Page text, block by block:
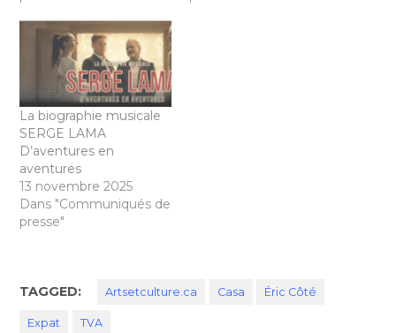
La biographie musicale
SERGE LAMA
D’aventures en
aventures
13 novembre 2025
Dans "Communiqués de
presse"
TAGGED: Artsetculture.ca Casa Éric Côté
Expat TVA